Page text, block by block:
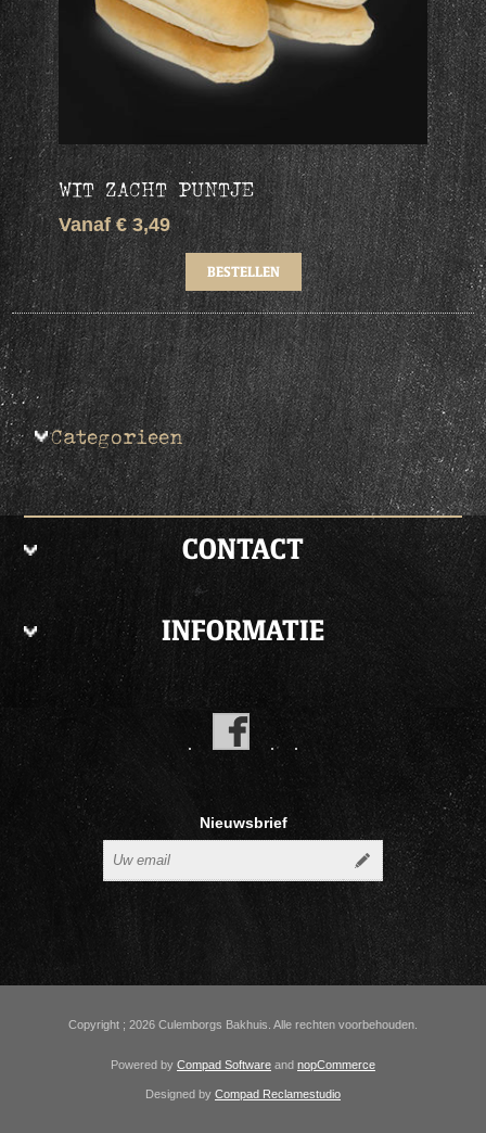
WIT ZACHT PUNTJE
Vanaf € 3,49
Categorieen
CONTACT
INFORMATIE
Nieuwsbrief
Copyright ; 2026 Culemborgs Bakhuis. Alle rechten voorbehouden.
Powered by Compad Software and nopCommerce
Designed by Compad Reclamestudio